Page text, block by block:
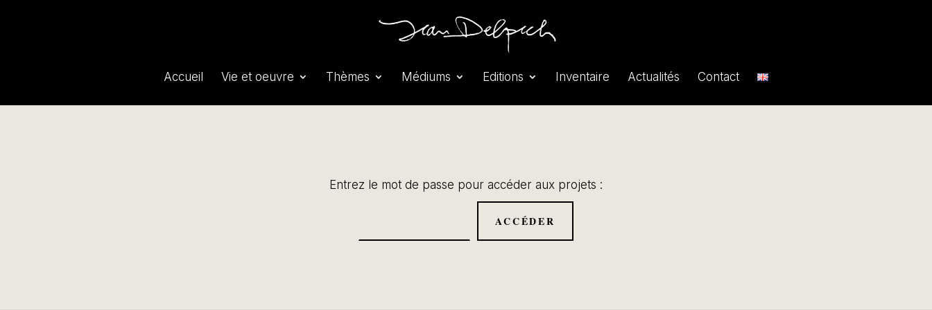
Accueil Vie et oeuvre Thèmes Médiums Editions Inventaire Actualités Contact
Entrez le mot de passe pour accéder aux projets :